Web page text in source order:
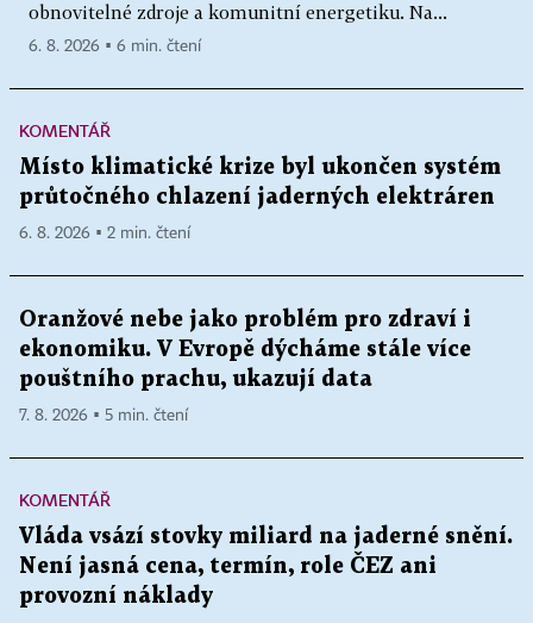
obnovitelné zdroje a komunitní energetiku. Na...
6. 8. 2026 ▪ 6 min. čtení
KOMENTÁŘ
Místo klimatické krize byl ukončen systém
průtočného chlazení jaderných elektráren
6. 8. 2026 ▪ 2 min. čtení
Oranžové nebe jako problém pro zdraví i
ekonomiku. V Evropě dýcháme stále více
pouštního prachu, ukazují data
7. 8. 2026 ▪ 5 min. čtení
KOMENTÁŘ
Vláda vsází stovky miliard na jaderné snění.
Není jasná cena, termín, role ČEZ ani
provozní náklady